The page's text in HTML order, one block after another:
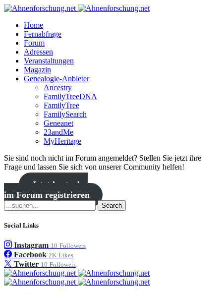
Home
Fernabfrage
Forum
Adressen
Veranstaltungen
Magazin
Genealogie-Anbieter
Ancestry
FamilyTreeDNA
FamilyTree
FamilySearch
Geneanet
23andMe
MyHeritage
Sie sind noch nicht im Forum angemeldet? Stellen Sie jetzt ihre
Frage und lassen Sie sich von unserer Community helfen!
Jetzt kostenlos
im Forum registrieren
Search
Social Links
Instagram 10 Followers
Facebook 2K Likes
Twitter 10 Followers